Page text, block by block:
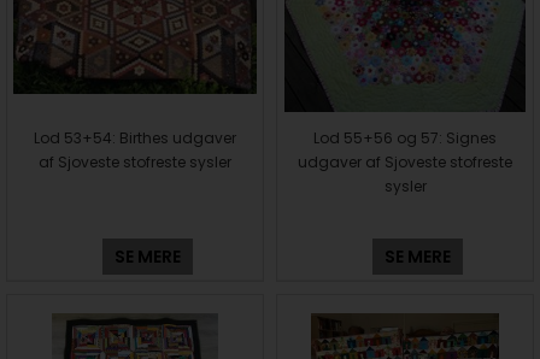
Lod 53+54: Birthes udgaver
af Sjoveste stofreste sysler
SE MERE
Lod 55+56 og 57: Signes
udgaver af Sjoveste stofreste
sysler
SE MERE